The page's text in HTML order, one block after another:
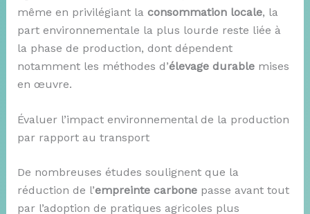
même en privilégiant la consommation locale, la
part environnementale la plus lourde reste liée à
la phase de production, dont dépendent
notamment les méthodes d’élevage durablemises
en œuvre.
Évaluer l’impact environnemental de la production
par rapport au transport
De nombreuses études soulignent que la
réduction de l’empreinte carbonepasse avant tout
par l’adoption de pratiques agricoles plus